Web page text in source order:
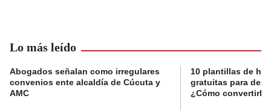
Lo más leído
Abogados señalan como irregulares
convenios ente alcaldía de Cúcuta y
AMC
10 plantillas de
gratuitas para
¿Cómo convertirla